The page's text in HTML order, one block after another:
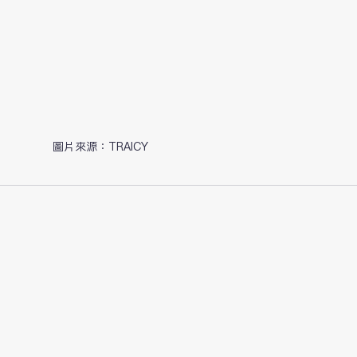
圖片來源：TRAICY